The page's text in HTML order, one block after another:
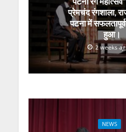
p k
प्रेमचंद रंगशाला,
पटना में
हुआ।
2 weeks
NEWS